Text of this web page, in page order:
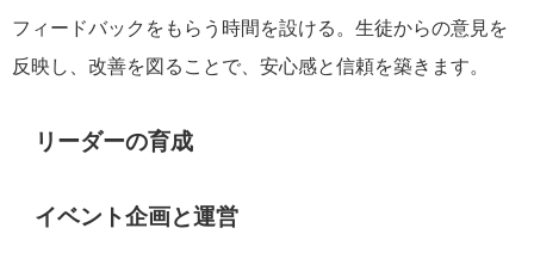
フィードバックをもらう時間を設ける。生徒からの意見を
反映し、改善を図ることで、安心感と信頼を築きます。
リーダーの育成
イベント企画と運営